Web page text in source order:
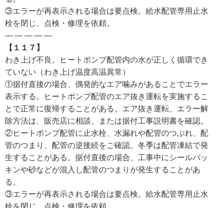
③エラーが再表示される場合は要点検。給水配管専用止水
栓を閉じ、点検・修理を依頼。
— — — — —
【１１７】
わき上げ不良。ヒートポンプ配管内の水が正しく循環でき
ていない（わき上げ温度高温異常）
①据付直後の場合、偶発的なエア噛みがあることでエラー
表示する。ヒートポンプ配管のエア抜き運転を実施するこ
とで正常に復帰することがある。エア抜き運転、エラー解
除方法は、販売店に相談、または据付工事説明書を確認。
②ヒートポンプ配管に止水栓、水漏れや配管のつぶれ、配
管のつまり、配管の逆接続をご確認。冬季は配管凍結で発
生することがある。据付直後の場合、工事中にシールパッ
キンや砂などが混入し配管のつまりが発生することがあ
る。
③エラーが再表示される場合は要点検。給水配管専用止水
栓を閉じ、点検・修理を依頼。